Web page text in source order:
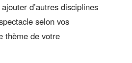
d’autres disciplines
selon vos
thème de votre